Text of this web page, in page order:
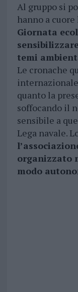
Al gruppo si
hanno a
Giornata
temi
Le cronache
quanto la
soffocando il
sensibile a
Lega navale.
organizzato
modo